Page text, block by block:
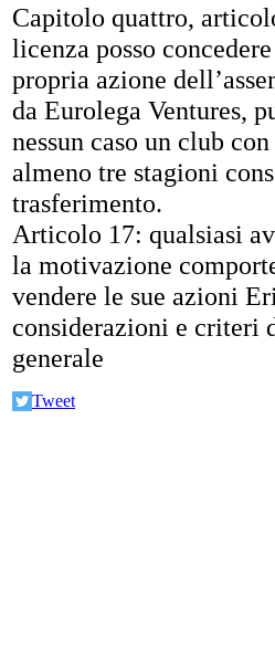
Capitolo quattro,
licenza posso
propria azione
da Eurolega Ventures,
nessun caso un club
almeno tre stagioni
trasferimento.
Articolo 17: qualsiasi
la motivazione
vendere le sue azioni
considerazioni e criteri
generale
Tweet